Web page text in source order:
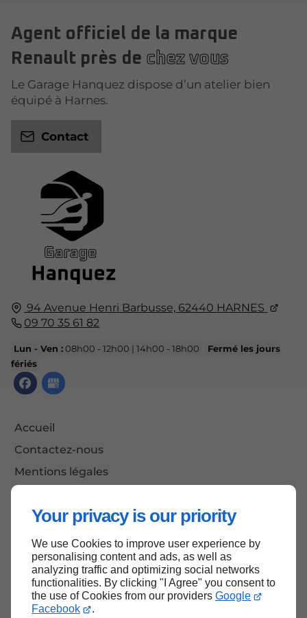
Your privacy is our priority
We use Cookies to improve user experience by
personalising content and ads, as well as
analyzing traffic and optimizing social networks
functionalities. By clicking "I Agree" you consent to
the use of Cookies from our providers Google
Facebook
.
94 Avenue Henri Barbusse, 62440 HARNES
09 70 35 61 82
Lun - Ven :08h00 - 12h00 | 14h00 - 18h00
Fermé les jours
fériés
Accueil
Contactez-nous
Mentions légales
Agent officiel de la marque
Renault près de chez vous
Le Garage Hanquez dispose d’un atelier bien
équipé à Harnes.
Contact
Haut de page